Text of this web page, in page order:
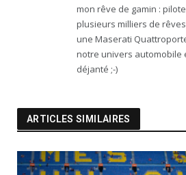
mon rêve de gamin :
plusieurs milliers de
une Maserati
notre univers automobile
déjanté ;-)
ARTICLES SIMILAIRES